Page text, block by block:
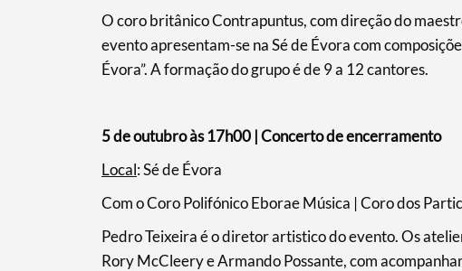
O coro britânico Contrapuntus, com direção do
evento apresentam-se na Sé de Évora com
Évora”. A formação do grupo é de 9 a 12 cantores.
5 de outubro às 17h00 | Concerto de encerramento
Local: Sé de Évora
Com o Coro Polifónico Eborae Música | Coro dos
Pedro Teixeira é o diretor artistico do evento. Os
Rory McCleery e Armando Possante, com